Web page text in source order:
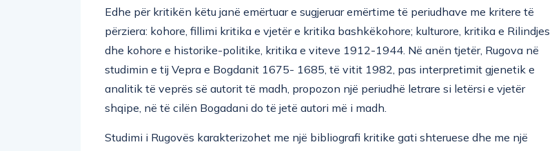
Edhe për kritikën këtu janë emërtuar e sugjeruar emërtime të periudhave me kritere të
përziera: kohore, fillimi kritika e vjetër e kritika bashkëkohore; kulturore, kritika e Rilindjes
dhe kohore e historike-politike, kritika e viteve 1912-1944. Në anën tjetër, Rugova në
studimin e tij Vepra e Bogdanit 1675- 1685, të vitit 1982, pas interpretimit gjenetik e
analitik të veprës së autorit të madh, propozon një periudhë letrare si letërsi e vjetër
shqipe, në të cilën Bogadani do të jetë autori më i madh.
Studimi i Rugovës karakterizohet me një bibliografi kritike gati shteruese dhe me një